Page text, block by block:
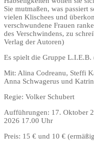
Sie mutmaßen, was passiert
vielen Klischees und
verschwundene Frauen
des Verschwindens, zu
Verlag der Autoren)
Es spielt die Gruppe
Mit: Alina Codreanu, Steffi
Anna Schwagerus und
Regie: Volker Schubert
Aufführungen: 17. Oktober
2026 17.00 Uhr
Preis: 15 € und 10 €